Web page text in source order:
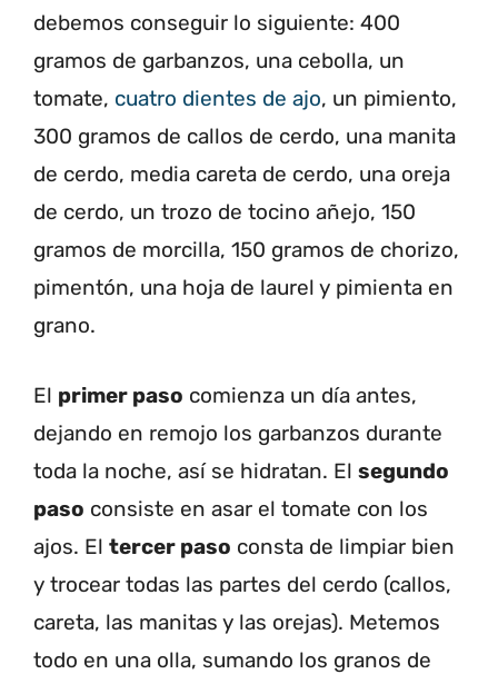
debemos conseguir lo siguiente: 400
gramos de garbanzos, una cebolla, un
tomate, cuatro dientes de ajo, un pimiento,
300 gramos de callos de cerdo, una manita
de cerdo, media careta de cerdo, una oreja
de cerdo, un trozo de tocino añejo, 150
gramos de morcilla, 150 gramos de chorizo,
pimentón, una hoja de laurel y pimienta en
grano.
El primer paso comienza un día antes,
dejando en remojo los garbanzos durante
toda la noche, así se hidratan. El segundo
paso consiste en asar el tomate con los
ajos. El tercer paso consta de limpiar bien
y trocear todas las partes del cerdo (callos,
careta, las manitas y las orejas). Metemos
todo en una olla, sumando los granos de